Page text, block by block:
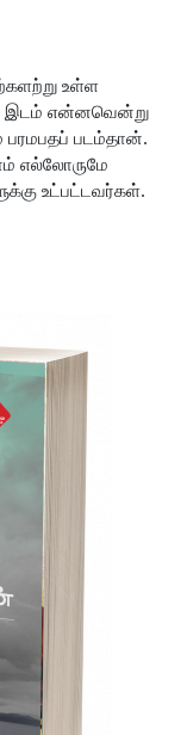
உள்ள
இடம் என்னவென்று
பரமபதப் படம்தான்.
எல்லோருமே
உட்பட்டவர்கள்.